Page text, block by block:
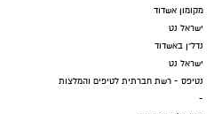
מקומון אשדוד
ישראל נט
נדל"ן באשדוד
ישראל נט
נטיפס - רשת חברתית לטיפים והמלצות
-